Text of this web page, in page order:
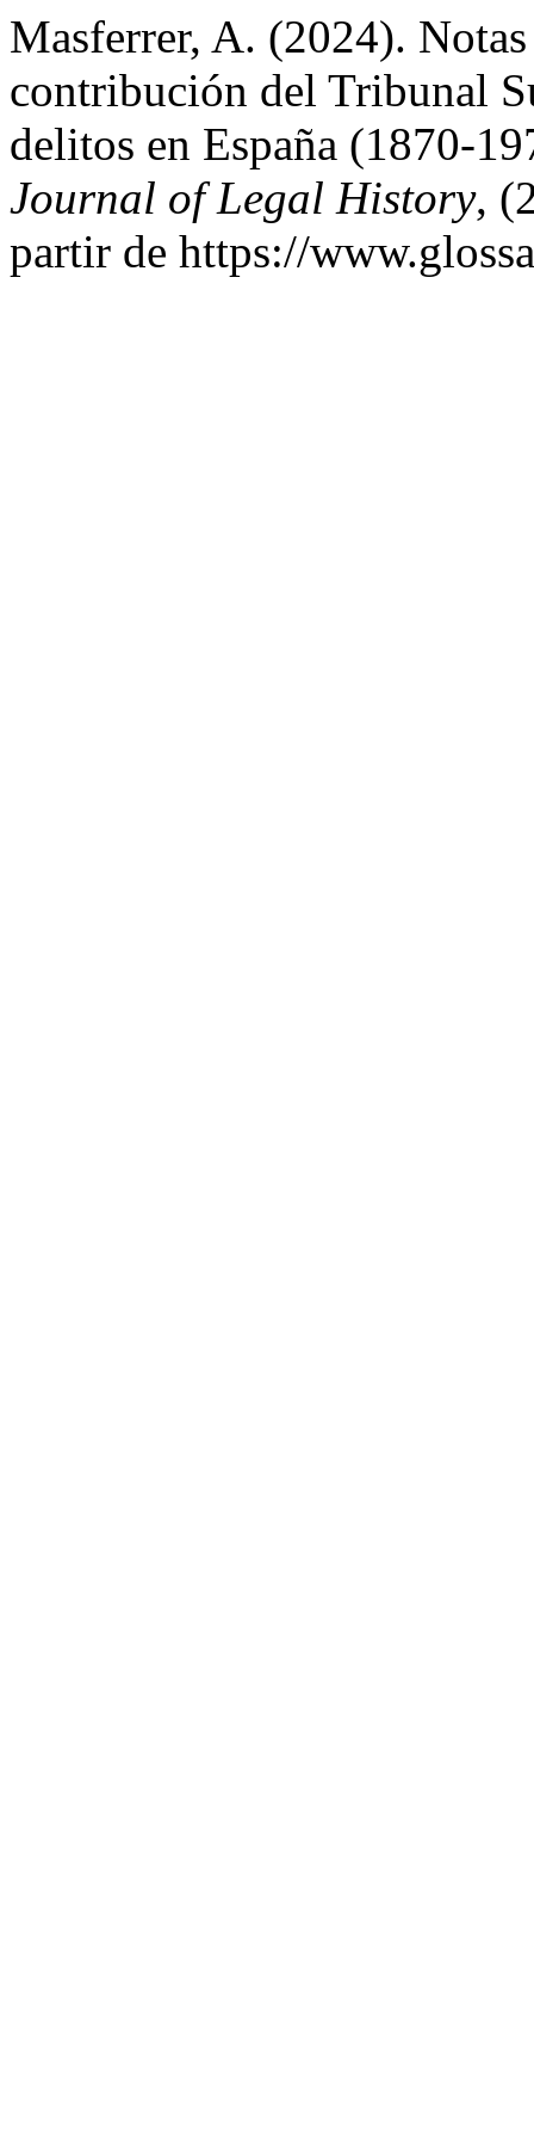
Masferrer, A. (2024).
contribución del Tribunal
delitos en España (1870-
Journal of Legal History,
partir de https://